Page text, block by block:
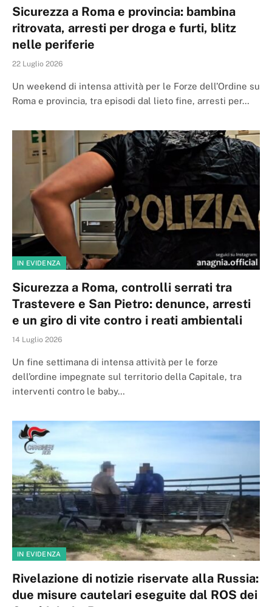
Sicurezza a Roma e provincia: bambina
ritrovata, arresti per droga e furti, blitz
nelle periferie
22 Luglio 2026
Un weekend di intensa attività per le Forze dell’Ordine su
Roma e provincia, tra episodi dal lieto fine, arresti per…
IN EVIDENZA
Sicurezza a Roma, controlli serrati tra
Trastevere e San Pietro: denunce, arresti
e un giro di vite contro i reati ambientali
14 Luglio 2026
Un fine settimana di intensa attività per le forze
dell’ordine impegnate sul territorio della Capitale, tra
interventi contro le baby…
IN EVIDENZA
Rivelazione di notizie riservate alla Russia:
due misure cautelari eseguite dal ROS dei